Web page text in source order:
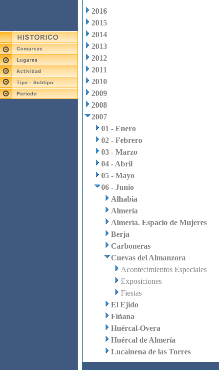
2016
2015
2014
2013
2012
2011
2010
2009
2008
2007
01 - Enero
02 - Febrero
03 - Marzo
04 - Abril
05 - Mayo
06 - Junio
Alhabia
Almería
Almería. Espacio de Mujeres
Berja
Carboneras
Cuevas del Almanzora
Acontecimientos Especiales
Exposiciones
Fiestas
El Ejido
Fiñana
Huércal-Overa
Huércal de Almería
Lucainena de las Torres